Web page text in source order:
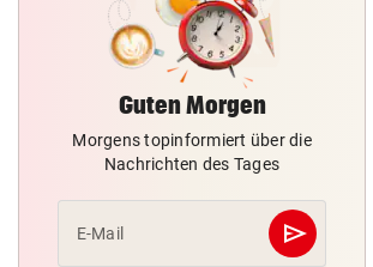
Guten Morgen
Morgens topinformiert über die
Nachrichten des Tages
E-Mail send
Abschicken